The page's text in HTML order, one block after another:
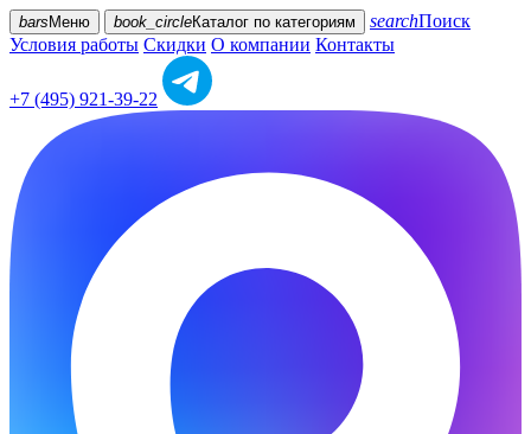
bars Меню book_circleКаталог по категориям searchПоиск
Условия работы Скидки О компании Контакты
+7 (495) 921-39-22